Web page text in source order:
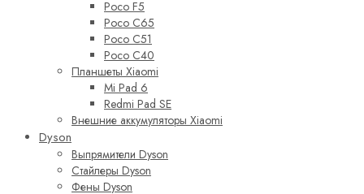
Poco F5
Poco C65
Poco C51
Poco C40
Планшеты Xiaomi
Mi Pad 6
Redmi Pad SE
Внешние аккумуляторы Xiaomi
Dyson
Выпрямители Dyson
Стайлеры Dyson
Фены Dyson